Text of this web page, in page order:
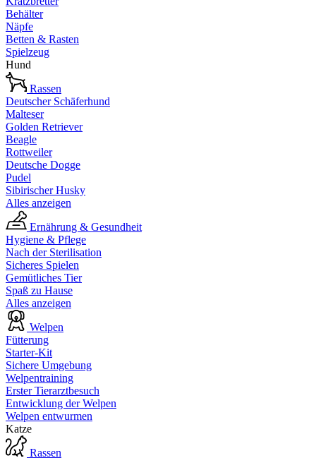
Behälter
Näpfe
Betten & Rasten
Spielzeug
Hund
Rassen
Deutscher Schäferhund
Malteser
Golden Retriever
Beagle
Rottweiler
Deutsche Dogge
Pudel
Sibirischer Husky
Alles anzeigen
Ernährung & Gesundheit
Hygiene & Pflege
Nach der Sterilisation
Sicheres Spielen
Gemütliches Tier
Spaß zu Hause
Alles anzeigen
Welpen
Fütterung
Starter-Kit
Sichere Umgebung
Welpentraining
Erster Tierarztbesuch
Entwicklung der Welpen
Welpen entwurmen
Katze
Rassen